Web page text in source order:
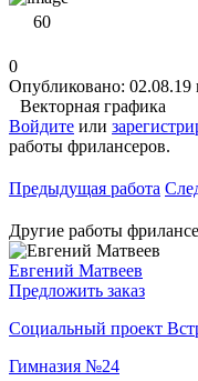
60
0
Опубликовано: 02.08.19
Векторная графика
Войдите или
работы фрилансеров.
Предыдущая работа
Другие работы
Евгений Матвеев
Предложить заказ
Социальный проект
Гимназия №24